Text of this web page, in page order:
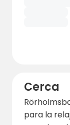
Cerca
para la